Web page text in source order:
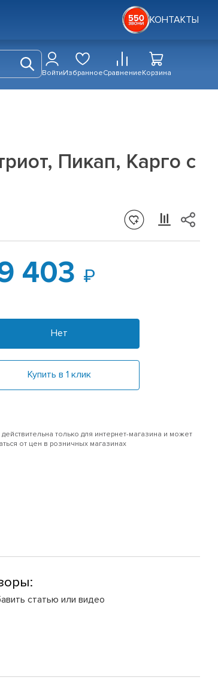
КОНТАКТЫ
ВойтиИзбранноеСравнениеКорзина
Пикап, Карго с
403
Нет
Купить в 1 клик
только для интернет-магазина и может
от цен в розничных магазинах
статью или видео